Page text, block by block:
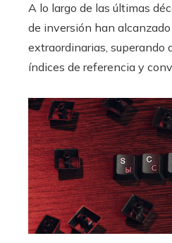
A lo largo de las últimas
de inversión han
extraordinarias, superando
índices de referencia y